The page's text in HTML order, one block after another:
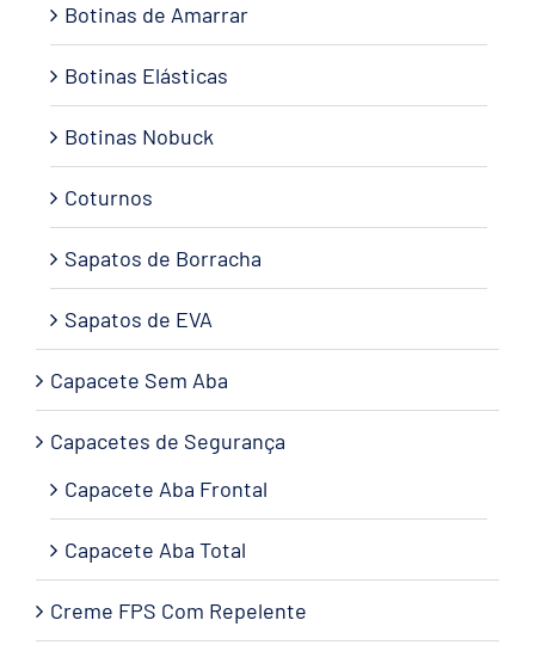
Botinas de Amarrar
Botinas Elásticas
Botinas Nobuck
Coturnos
Sapatos de Borracha
Sapatos de EVA
Capacete Sem Aba
Capacetes de Segurança
Capacete Aba Frontal
Capacete Aba Total
Creme FPS Com Repelente